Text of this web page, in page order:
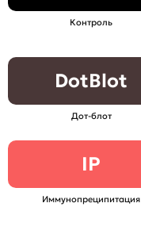
Контроль
DotBlot
Дот-блот
IP
Иммунопреципитация